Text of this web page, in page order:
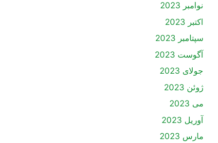
نوامبر 2023
اکتبر 2023
سپتامبر 2023
آگوست 2023
جولای 2023
ژوئن 2023
می 2023
آوریل 2023
مارس 2023